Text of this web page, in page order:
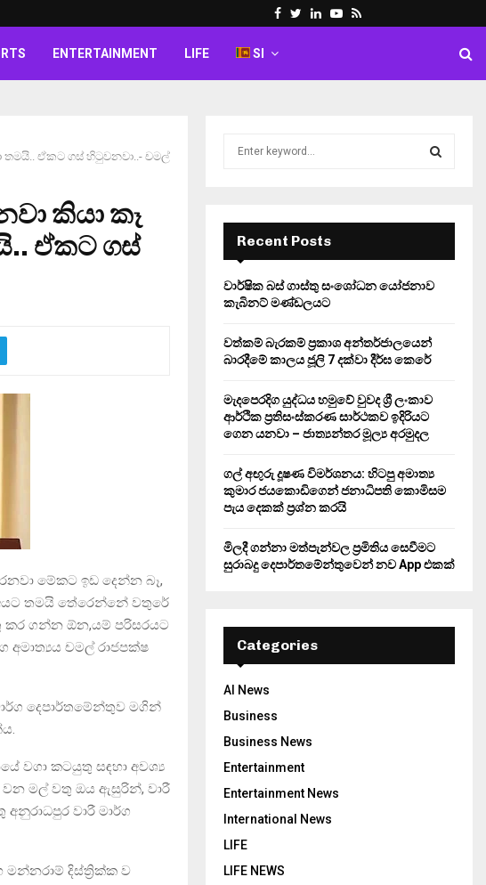
Facebook
Twitter
LinkedinYoutube
Rss
ENTERTAINMENT LIFE SI
තමයි.. ඒකට ගස් හිටුවනවා..- චමල්
කියා කෑ
ඒකට ගස්
මේකට ඉඩ දෙන්න බෑ,
තමයි තේරෙන්නේ වතුරේ
කර ගන්න ඕන,යම් පරිසරයට
අමාත්‍යය චමල් රාජපක්ෂ
දෙපාර්තමේන්තුව මගින්
වගා කටයුතු සඳහා අවශ්‍ය
වන මල් වතු ඔය ඇසුරින්, වාරී
වාරී මාර්ග
මන්නරාම් දිස්ත්‍රික්ක ව
r
:
E
A
R
H
Recent Posts
වාර්ෂික බස් ගාස්තු සංශෝධන යෝජනාව
කැබිනට් මණ්ඩලයට
වත්කම් බැරකම් ප්‍රකාශ අන්තර්ජාලයෙන්
බාරදීමේ කාලය ජූලි 7 දක්වා දීර්ඝ කෙරේ
මැදපෙරදිග යුද්ධය හමුවේ වුවද ශ්‍රී ලංකාව
ආර්ථික ප්‍රතිසංස්කරණ සාර්ථකව ඉදිරියට
ගෙන යනවා – ජාත්‍යන්තර මූල්‍ය අරමුදල
ගල් අඟුරු දූෂණ විමර්ශනය: හිටපු අමාත්‍ය
කුමාර ජයකොඩිගෙන් ජනාධිපති කොමිසම
පැය දෙකක් ප්‍රශ්න කරයි
මිලදී ගන්නා මත්පැන්වල ප්‍රමිතිය සෙවීමට
සුරාබදු දෙපාර්තමේන්තුවෙන් නව App එකක්
Categories
AI News
Business
Business News
Entertainment
Entertainment News
International News
LIFE
LIFE NEWS